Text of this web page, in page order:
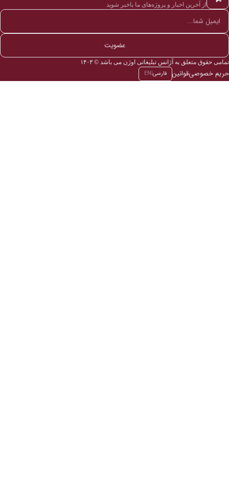
از آخرین اخبار و پروژه‌های ما باخبر شوید
عضویت
تمامی حقوق متعلق به آژانس تبلیغاتی اوژن می باشد © ۱۴۰۳
حریم خصوصیقوانین فارسی|
EN